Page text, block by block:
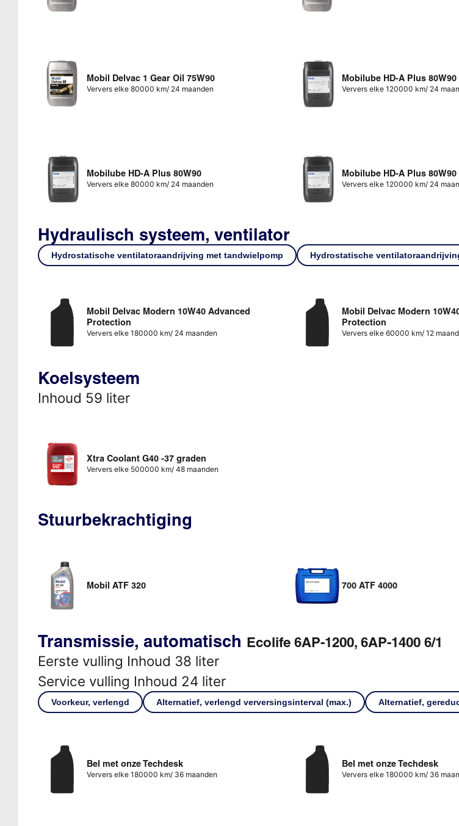
Mobil Delvac 1 Gear Oil 75W90
Ververs elke 80000 km/ 24 maanden
Mobilube HD-A Plus 80W90
Ververs elke 120000 km/ 24
Mobilube HD-A Plus 80W90
Ververs elke 80000 km/ 24 maanden
Mobilube HD-A Plus 80W90
Ververs elke 120000 km/ 24
Hydraulisch systeem, ventilator
Hydrostatische ventilatoraandrijving met tandwielpomp Hydrostatische
Mobil Delvac Modern 10W40 Advanced
Protection
Ververs elke 180000 km/ 24 maanden
Mobil Delvac Modern
Protection
Ververs elke 60000 km/ 12
Koelsysteem
Inhoud 59 liter
Xtra Coolant G40 -37 graden
Ververs elke 500000 km/ 48 maanden
Stuurbekrachtiging
Mobil ATF 320 700 ATF 4000
Transmissie, automatisch Ecolife 6AP-1200, 6AP-1400 6/1
Eerste vulling Inhoud 38 liter
Service vulling Inhoud 24 liter
Voorkeur, verlengd Alternatief, verlengd verversingsinterval (max.) Alternatief,
Bel met onze Techdesk
Ververs elke 180000 km/ 36 maanden
Bel met onze Techdesk
Ververs elke 180000 km/ 36